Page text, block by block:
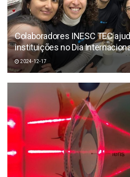
Colaboradores INESC TEC
instituições no Dia
2024-12-17